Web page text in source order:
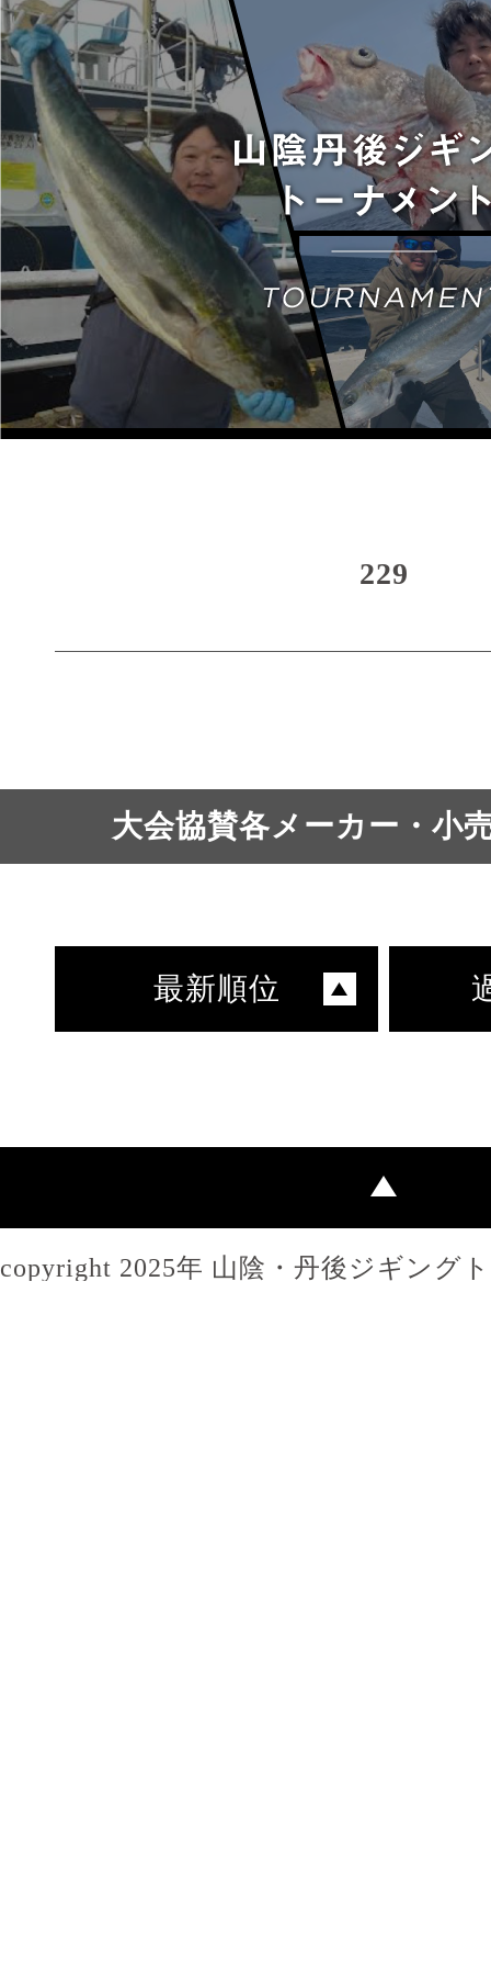
229
大会協賛各メーカー・小
最新順位
copyright 2025年 山陰・丹後ジギング